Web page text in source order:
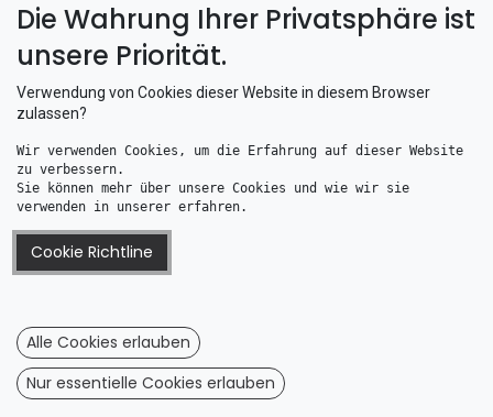
Besonders an Bord ist eine zuverlässige Heizung wichtiger als in
jedem anderen Freizeitfahrzeug: Sie verhindert Kondensation,
trocknet Kleidung und verbessert die Sicherheit, indem sie
In dieser Kategorie erhalten Sie leistungsstarke Heizsysteme
Regeltechnik, Thermostate , Brennstoffleitungen und
Installationskits.
Entdecken Sie moderneBoots-Heizungen
Luftheizungen,Wasserheizungen
warmes und sicheres Leben an Bord.
Die Wahrung Ihrer Privatsphäre ist
unsere Priorität.
Verwendung von Cookies dieser Website in diesem Browser
zulassen?
Wir verwenden Cookies, um die Erfahrung auf dieser Website
zu verbessern.
Sie können mehr über unsere Cookies und wie wir sie
verwenden in unserer erfahren.
Cookie Richtline
Alle Cookies erlauben
Nur essentielle Cookies erlauben